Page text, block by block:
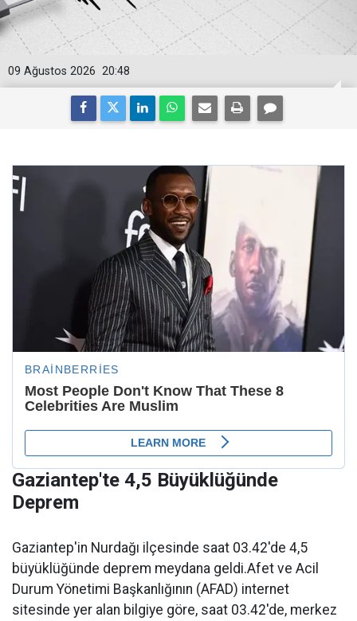
20:48
09 Ağustos 2026
Gaziantep'te 4,5 Büyüklüğünde
Deprem
Gaziantep'in Nurdağı ilçesinde saat 03.42'de 4,5
büyüklüğünde deprem meydana geldi.Afet ve Acil
Durum Yönetimi Başkanlığının (AFAD) internet
sitesinde yer alan bilgiye göre, saat 03.42'de, merkez